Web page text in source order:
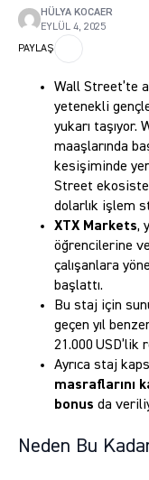
HÜLYA KOCAER
EYLÜL 4, 2025
PAYLAŞ
Wall Street’te
yetenekli
yukarı taşıyor.
maaşlarında
kesişiminde
Street
dolarlık işlem
XTX Markets,
öğrencilerine
çalışanlara
başlattı.
Bu staj için
geçen yıl
21.000 USD’lik
Ayrıca staj
masraflarını
bonus da
Neden Bu